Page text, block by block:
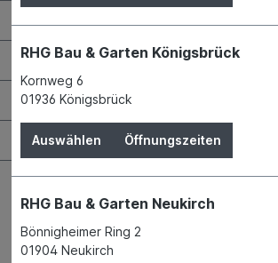
Maschinen & Werkzeuge
Bauen & Renovieren
Garten & Landschaftsbau
RHG Bau & Garten Königsbrück
Kornweg 6
01936 Königsbrück
Auswählen Öffnungszeiten
RHG Bau & Garten Neukirch
Bönnigheimer Ring 2
01904 Neukirch